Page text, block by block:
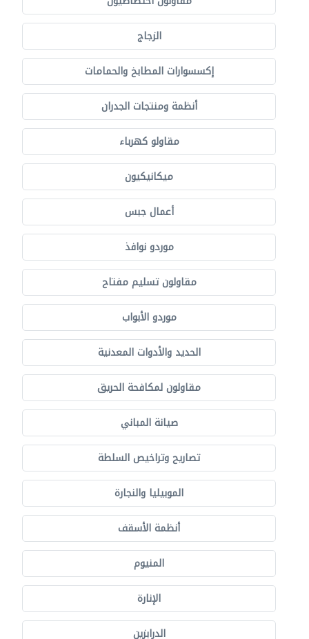
الزجاج
إكسسوارات المطابخ والحمامات
أنظمة ومنتجات الجدران
مقاولو كهرباء
ميكانيكيون
أعمال جبس
موردو نوافذ
مقاولون تسليم مفتاح
موردو الأبواب
الحديد والأدوات المعدنية
مقاولون لمكافحة الحريق
صيانة المباني
تصاريح وتراخيص السلطة
الموبيليا والنجارة
أنظمة الأسقف
المنيوم
الإنارة
الدرابزين